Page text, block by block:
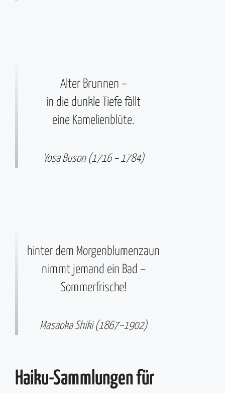
Alter Brunnen –
in die dunkle Tiefe fällt
eine Kamelienblüte.
Yosa Buson (1716 – 1784)
hinter dem Morgenblumenzaun
nimmt jemand ein Bad –
Sommerfrische!
Masaoka Shiki (1867–1902)
Haiku-Sammlungen für